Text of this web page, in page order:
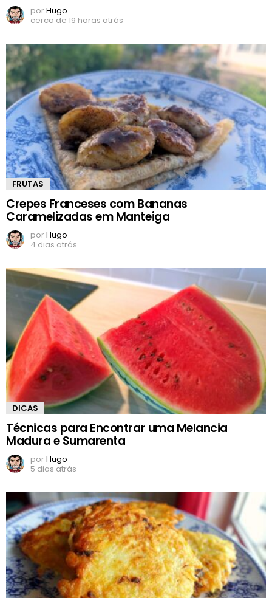
porHugo
cerca de 19 horas atrás
FRUTAS
Crepes Franceses com Bananas
Caramelizadas em Manteiga
porHugo
4 dias atrás
DICAS
Técnicas para Encontrar uma Melancia
Madura e Sumarenta
porHugo
5 dias atrás